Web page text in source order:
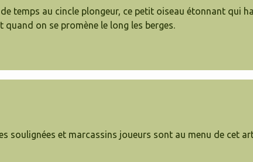
temps au cincle plongeur, ce petit oiseau étonnant qui
quand on se promène le long les berges.
soulignées et marcassins joueurs sont au menu de cet